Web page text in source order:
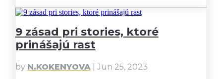
9 zásad pri stories, ktoré
prinášajú rast
by N.KOKENYOVA| Jun 25, 2023